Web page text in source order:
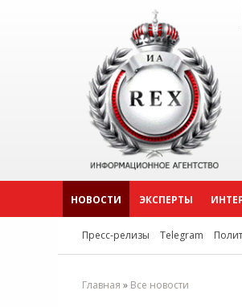
НОВОСТИ ЭКСПЕРТЫ
Пресс-релизы Telegram
Главная » Все новости